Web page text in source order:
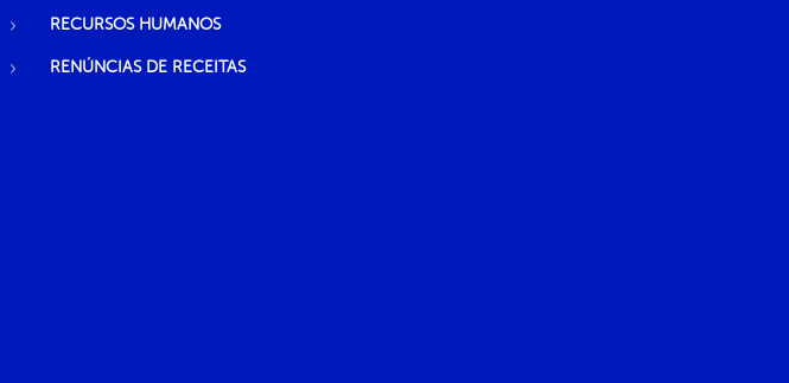
RECURSOS HUMANOS
RENÚNCIAS DE RECEITAS